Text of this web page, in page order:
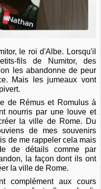
le roi d'Albe. Lorsqu'il
fils de Numitor, des
les abandonne de peur
Mais les jumeaux vont
de Rémus et Romulus à
nourris par une louve et
la ville de Rome. Du
de mes souvenirs
de me rappeler cela mais
de détails comme par
la façon dont ils ont
la ville de Rome.
complément aux cours